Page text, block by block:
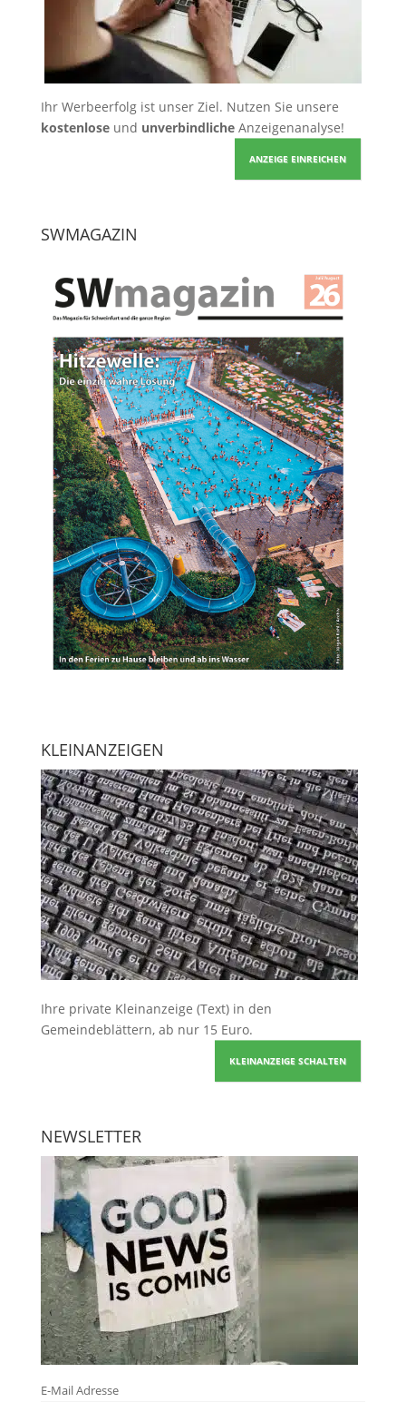
Ihr Werbeerfolg ist unser Ziel. Nutzen Sie unsere
kostenloseund unverbindlicheAnzeigenanalyse!
ANZEIGE EINREICHEN
SWMAGAZIN
KLEINANZEIGEN
Ihre private Kleinanzeige (Text) in den
Gemeindeblättern, ab nur 15 Euro.
KLEINANZEIGE SCHALTEN
NEWSLETTER
E-Mail Adresse